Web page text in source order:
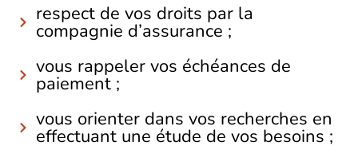
respect de vos droits par la
compagnie d’assurance ;
vous rappeler vos échéances de
paiement ;
vous orienter dans vos recherches en
effectuant une étude de vos besoins ;